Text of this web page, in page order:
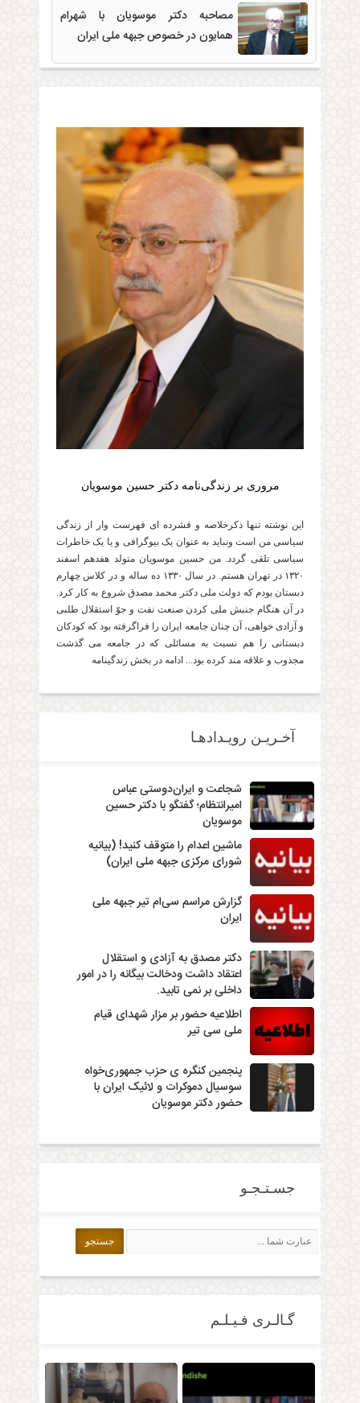
مصاحبه دکتر موسویان با شهرام
همایون در خصوص جبهه ملی ایران
مروری بر زندگی‌نامه دکتر حسین موسویان
این نوشته تنها ذکرخلاصه و فشرده ای فهرست وار از زندگی
سیاسی من است ونباید به عنوان یک بیوگرافی و یا یک خاطرات
سیاسی تلقی گردد. من حسین موسویان متولد هفدهم اسفند
۱۳۲۰ در تهران هستم. در سال ۱۳۳۰ ده ساله و در کلاس چهارم
دبستان بودم که دولت ملی دکتر محمد مصدق شروع به کار کرد.
در آن هنگام جنبش ملی کردن صنعت نفت و جوّ استقلال طلبی
و آزادی خواهی، آن چنان جامعه ایران را فراگرفته بود که کودکان
دبستانی را هم نسبت به مسائلی که در جامعه می گذشت
مجذوب و علاقه مند کرده بود... ادامه در بخش زندگینامه
آخـریـن رویـدادهـا
شجاعت و ایران‌دوستی عباس
امیرانتظام؛ گفتگو با دکتر حسین
موسویان
ماشین اعدام را متوقف کنید! (بیانیه
شورای مرکزی جبهه ملی ایران)
گزارش مراسم سی‌ام تیر جبهه ملی
ایران
دکتر مصدق به آزادی و استقلال
اعتقاد داشت ودخالت بیگانه را در امور
داخلی بر نمی تابید.
اطلاعیه حضور بر مزار شهدای قیام
ملی سی تیر
پنجمین کنگره ی حزب جمهوری‌خواه
سوسیال دموکرات و لائیک ایران با
حضور دکتر موسویان
جسـتـجـو
گـالـری فـیـلـم